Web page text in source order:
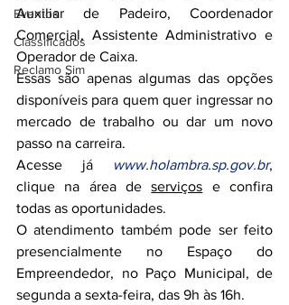
Eventos
Classificados
Reclamo Sim
Auxiliar de Padeiro, Coordenador
Comercial, Assistente Administrativo e
Operador de Caixa.
Essas são apenas algumas das opções
disponíveis para quem quer ingressar no
mercado de trabalho ou dar um novo
passo na carreira.
Acesse já
www.holambra.sp.gov.br,
clique na área de serviços e confira
todas as oportunidades.
O atendimento também pode ser feito
presencialmente no Espaço do
Empreendedor, no Paço Municipal, de
segunda a sexta-feira, das 9h às 16h.